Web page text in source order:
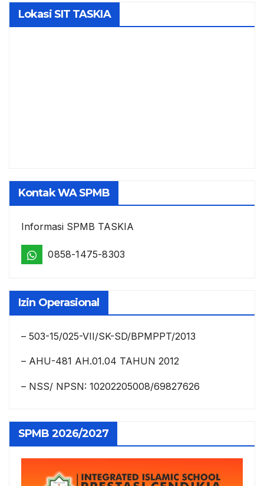
Lokasi SIT TASKIA
Kontak WA SPMB
Informasi SPMB TASKIA
0858-1475-8303
Izin Operasional
– 503-15/025-VII/SK-SD/BPMPPT/2013
– AHU-481 AH.01.04 TAHUN 2012
– NSS/ NPSN: 10202205008/69827626
SPMB 2026/2027